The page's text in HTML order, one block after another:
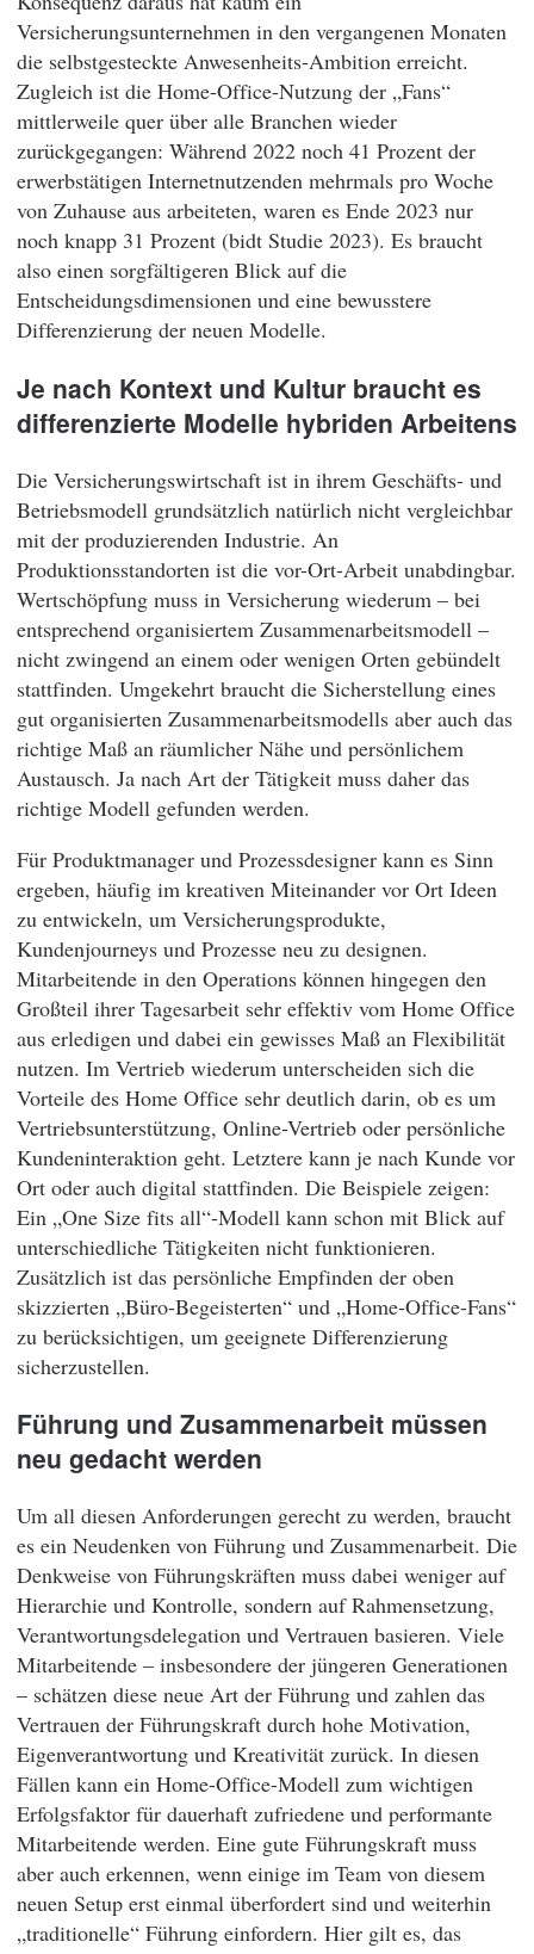
Versicherungsunternehmen in den vergangenen Monaten
die selbstgesteckte Anwesenheits-Ambition erreicht.
Zugleich ist die Home-Office-Nutzung der „Fans“
mittlerweile quer über alle Branchen wieder
zurückgegangen: Während 2022 noch 41 Prozent der
erwerbstätigen Internetnutzenden mehrmals pro Woche
von Zuhause aus arbeiteten, waren es Ende 2023 nur
noch knapp 31 Prozent (bidt Studie 2023). Es braucht
also einen sorgfältigeren Blick auf die
Entscheidungsdimensionen und eine bewusstere
Differenzierung der neuen Modelle.
Je nach Kontext und Kultur braucht es
differenzierte Modelle hybriden Arbeitens
Die Versicherungswirtschaft ist in ihrem Geschäfts- und
Betriebsmodell grundsätzlich natürlich nicht vergleichbar
mit der produzierenden Industrie. An
Produktionsstandorten ist die vor-Ort-Arbeit unabdingbar.
Wertschöpfung muss in Versicherung wiederum – bei
entsprechend organisiertem Zusammenarbeitsmodell –
nicht zwingend an einem oder wenigen Orten gebündelt
stattfinden. Umgekehrt braucht die Sicherstellung eines
gut organisierten Zusammenarbeitsmodells aber auch das
richtige Maß an räumlicher Nähe und persönlichem
Austausch. Ja nach Art der Tätigkeit muss daher das
richtige Modell gefunden werden.
Für Produktmanager und Prozessdesigner kann es Sinn
ergeben, häufig im kreativen Miteinander vor Ort Ideen
zu entwickeln, um Versicherungsprodukte,
Kundenjourneys und Prozesse neu zu designen.
Mitarbeitende in den Operations können hingegen den
Großteil ihrer Tagesarbeit sehr effektiv vom Home Office
aus erledigen und dabei ein gewisses Maß an Flexibilität
nutzen. Im Vertrieb wiederum unterscheiden sich die
Vorteile des Home Office sehr deutlich darin, ob es um
Vertriebsunterstützung, Online-Vertrieb oder persönliche
Kundeninteraktion geht. Letztere kann je nach Kunde vor
Ort oder auch digital stattfinden. Die Beispiele zeigen:
Ein „One Size fits all“-Modell kann schon mit Blick auf
unterschiedliche Tätigkeiten nicht funktionieren.
Zusätzlich ist das persönliche Empfinden der oben
skizzierten „Büro-Begeisterten“ und „Home-Office-Fans“
zu berücksichtigen, um geeignete Differenzierung
sicherzustellen.
Führung und Zusammenarbeit müssen
neu gedacht werden
Um all diesen Anforderungen gerecht zu werden, braucht
es ein Neudenken von Führung und Zusammenarbeit. Die
Denkweise von Führungskräften muss dabei weniger auf
Hierarchie und Kontrolle, sondern auf Rahmensetzung,
Verantwortungsdelegation und Vertrauen basieren. Viele
Mitarbeitende – insbesondere der jüngeren Generationen
– schätzen diese neue Art der Führung und zahlen das
Vertrauen der Führungskraft durch hohe Motivation,
Eigenverantwortung und Kreativität zurück. In diesen
Fällen kann ein Home-Office-Modell zum wichtigen
Erfolgsfaktor für dauerhaft zufriedene und performante
Mitarbeitende werden. Eine gute Führungskraft muss
aber auch erkennen, wenn einige im Team von diesem
neuen Setup erst einmal überfordert sind und weiterhin
„traditionelle“ Führung einfordern. Hier gilt es, das